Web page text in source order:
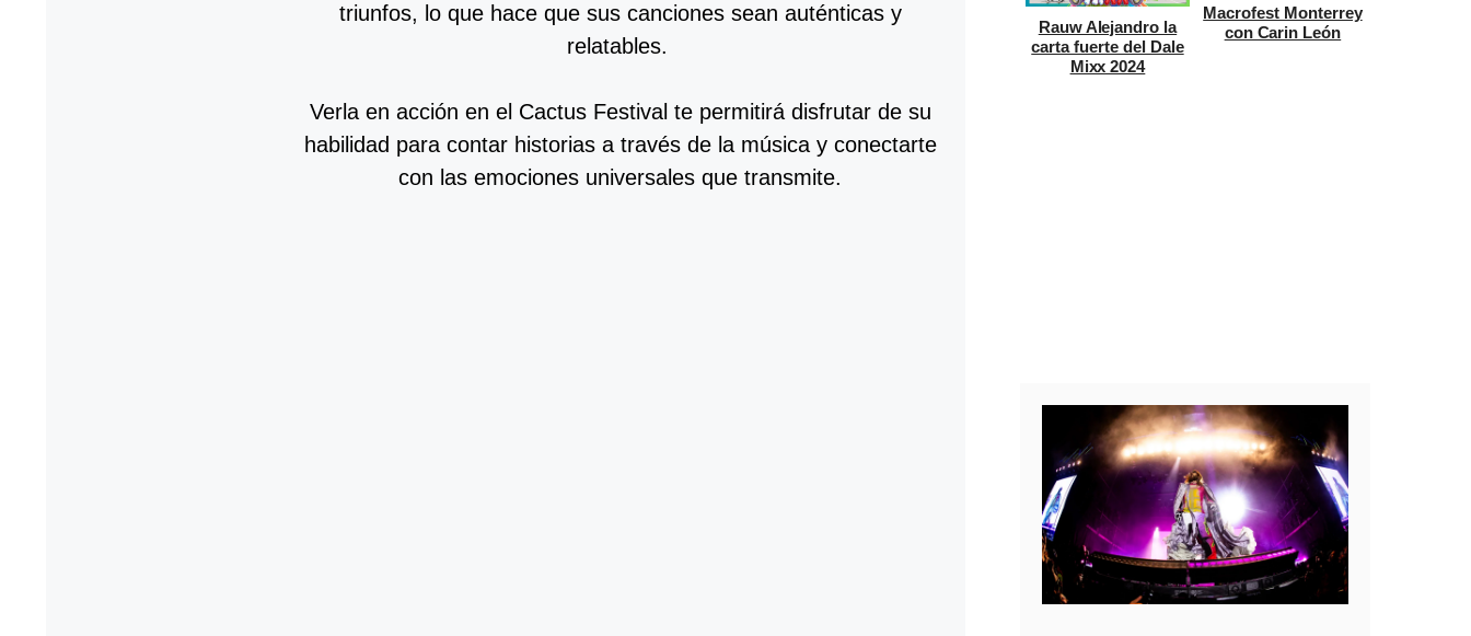
triunfos, lo que hace que sus canciones sean auténticas y
relatables.
Verla en acción en el Cactus Festival te permitirá disfrutar de su
habilidad para contar historias a través de la música y conectarte
con las emociones universales que transmite.
Rauw Alejandro la
carta fuerte del Dale
Mixx 2024
Macrofest Monterrey
con Carin León